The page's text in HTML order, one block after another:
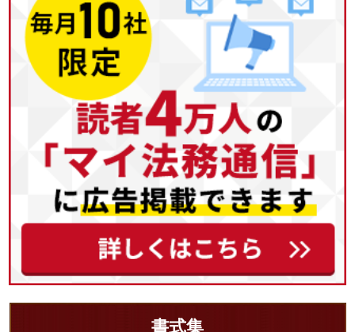
書式集